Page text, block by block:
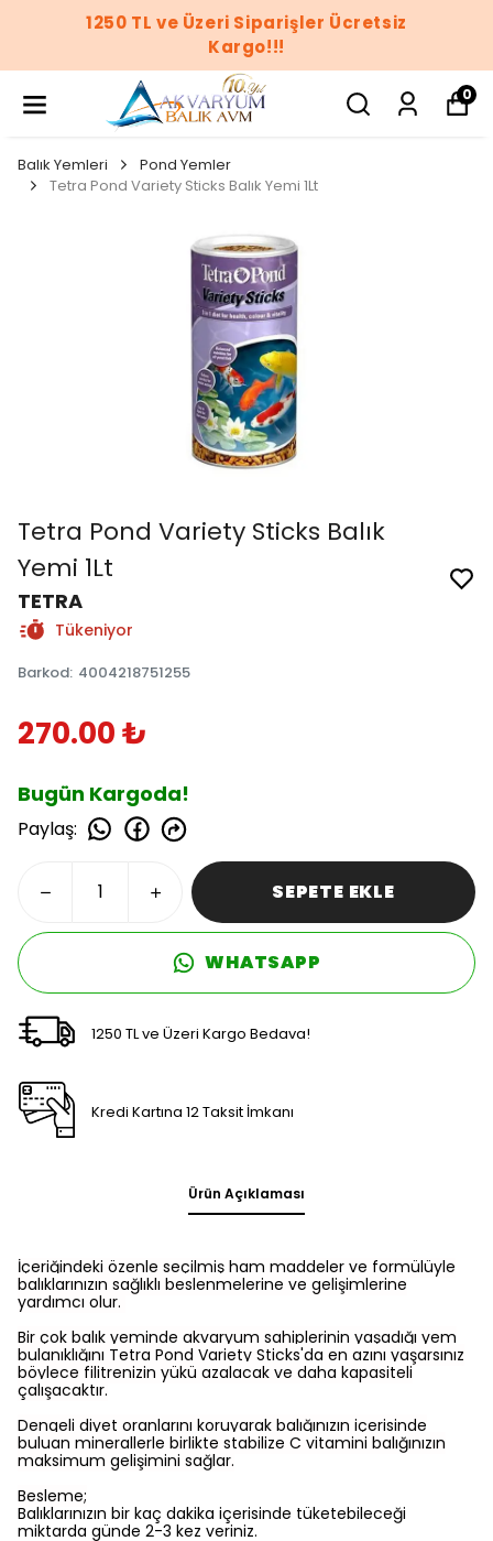
1250 TL ve Üzeri Siparişler Ücretsiz
Kargo!!!
0
Balık Yemleri
Pond Yemler
Tetra Pond Variety Sticks Balık Yemi 1Lt
Tetra Pond Variety Sticks Balık
Yemi 1Lt
TETRA
Tükeniyor
Barkod: 4004218751255
270.00 ₺
Bugün Kargoda!
Paylaş:
SEPETE EKLE
WHATSAPP
1250 TL ve Üzeri Kargo Bedava!
Kredi Kartına 12 Taksit İmkanı
Ürün Açıklaması
İçeriğindeki özenle seçilmiş ham maddeler ve formülüyle
balıklarınızın sağlıklı beslenmelerine ve gelişimlerine
yardımcı olur.
Bir çok balık yeminde akvaryum sahiplerinin yaşadığı yem
bulanıklığını Tetra Pond Variety Sticks'da en azını yaşarsınız
böylece filitrenizin yükü azalacak ve daha kapasiteli
çalışacaktır.
Dengeli diyet oranlarını koruyarak balığınızın içerisinde
buluan minerallerle birlikte stabilize C vitamini balığınızın
maksimum gelişimini sağlar.
Besleme;
Balıklarınızın bir kaç dakika içerisinde tüketebileceği
miktarda günde 2-3 kez veriniz.